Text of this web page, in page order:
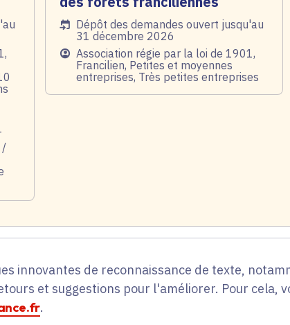
/
Date de l'arrêté
Dépôt des demandes ouvert jusqu'au
31 décembre 2026
PublicAssociation régie par la loi de 1901,
Francilien, Petites et moyennes
entreprises, Très petites entreprises
innovantes de reconnaissance de texte,
et suggestions pour l'améliorer. Pour cela,
.